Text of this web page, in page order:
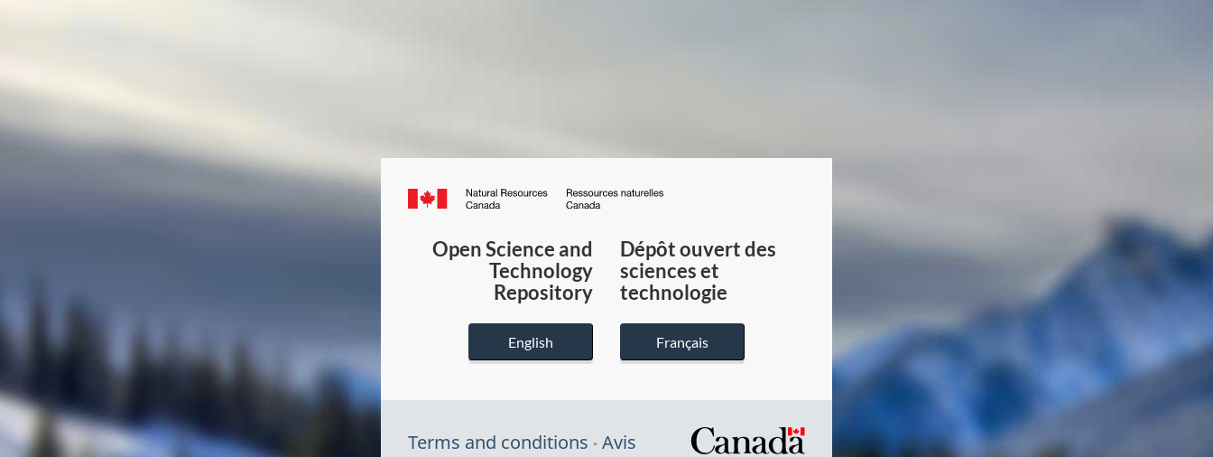
Canada.ca
du
Canada
Open Science and
Technology
Repository
English
Dépôt ouvert des
sciences et
technologie
Français
Terms and conditions Avis
/